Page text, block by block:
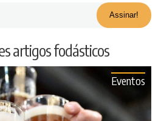
artigos fodásticos
Eventos